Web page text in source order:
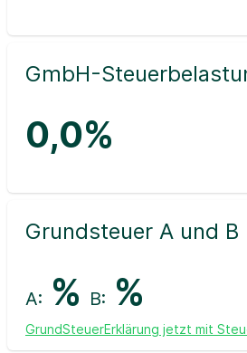
GmbH-
0,0%
Grundsteuer A und B
A: % B: %
GrundSteuerErklärung jetzt mit